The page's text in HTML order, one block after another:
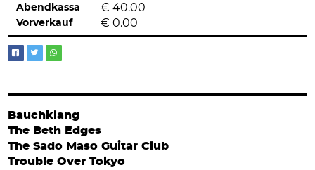
Abendkassa € 40.00
Vorverkauf € 0.00
Bauchklang
The Beth Edges
The Sado Maso Guitar Club
Trouble Over Tokyo